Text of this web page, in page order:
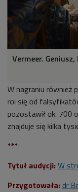
Vermeer.
W nagraniu również
roi się od
pozostawił ok. 700
znajduje się kilka
***
Tytuł audycji: W
Przygotowała: dr